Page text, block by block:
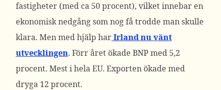
fastigheter (med ca 50 procent), vilket innebar en
ekonomisk nedgång som nog få trodde man skulle
klara. Men med hjälp harIrland nu vänt
utvecklingen. Förr året ökade BNP med 5,2
procent. Mest i hela EU. Exporten ökade med
dryga 12 procent.